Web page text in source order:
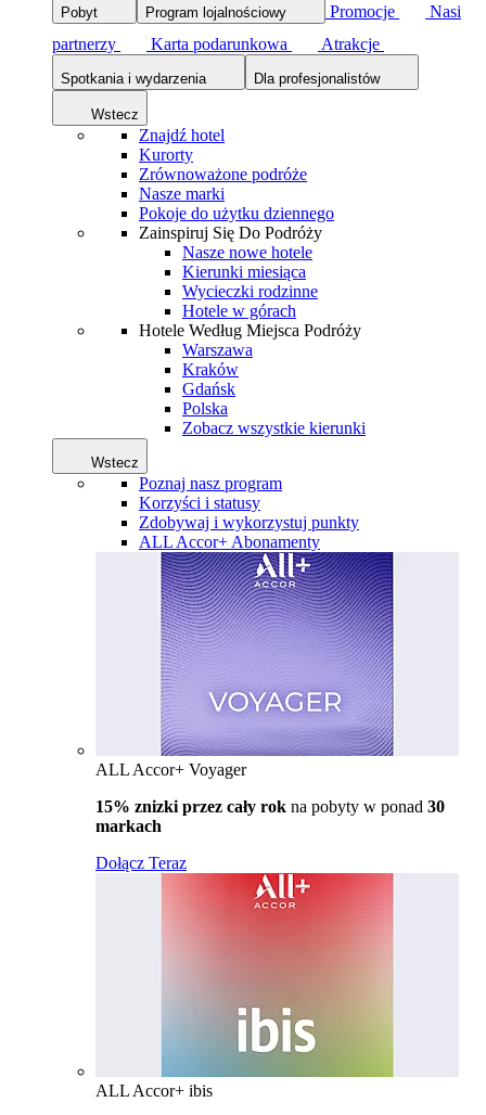
Pobyt Program lojalnościowy Promocje
Nasi
partnerzy
Karta podarunkowa Atrakcje
Spotkania i wydarzenia Dla profesjonalistów
Wstecz
Znajdź hotel
Kurorty
Zrównoważone podróże
Nasze marki
Pokoje do użytku dziennego
Zainspiruj Się Do Podróży
Nasze nowe hotele
Kierunki miesiąca
Wycieczki rodzinne
Hotele w górach
Hotele Według Miejsca Podróży
Warszawa
Kraków
Gdańsk
Polska
Zobacz wszystkie kierunki
Wstecz
Poznaj nasz program
Korzyści i statusy
Zdobywaj i wykorzystuj punkty
ALL Accor+ Abonamenty
ALL Accor+ Voyager
15% znizki przez cały rok na pobyty w ponad 30
markach
Dołącz Teraz
ALL Accor+ ibis